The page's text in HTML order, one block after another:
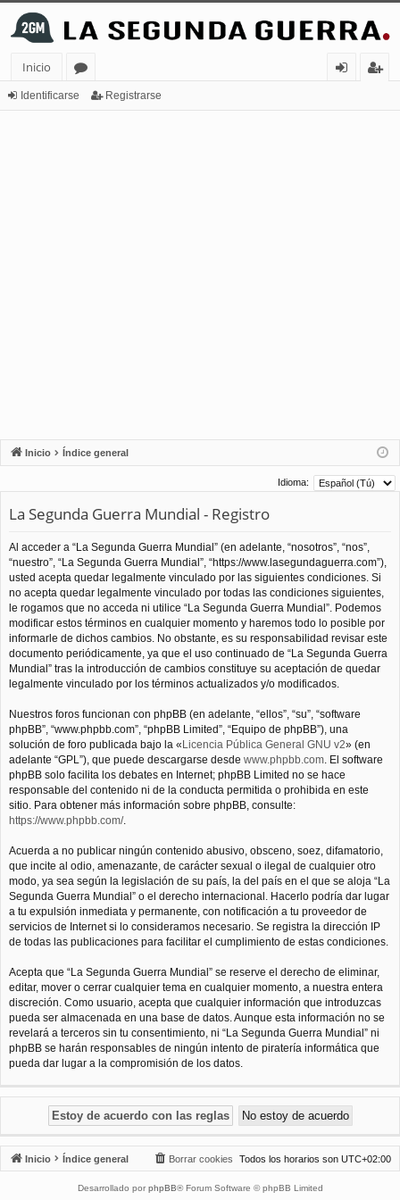
Inicio
or
Identificarse Registrarse
Inicio Índice general
Idioma:
La Segunda Guerra Mundial - Registro
Al acceder a “La Segunda Guerra Mundial” (en adelante, “nosotros”, “nos”,
“nuestro”, “La Segunda Guerra Mundial”, “https://www.lasegundaguerra.com”),
usted acepta quedar legalmente vinculado por las siguientes condiciones. Si
no acepta quedar legalmente vinculado por todas las condiciones siguientes,
le rogamos que no acceda ni utilice “La Segunda Guerra Mundial”. Podemos
modificar estos términos en cualquier momento y haremos todo lo posible por
informarle de dichos cambios. No obstante, es su responsabilidad revisar este
documento periódicamente, ya que el uso continuado de “La Segunda Guerra
Mundial” tras la introducción de cambios constituye su aceptación de quedar
legalmente vinculado por los términos actualizados y/o modificados.
Nuestros foros funcionan con phpBB (en adelante, “ellos”, “su”, “software
phpBB”, “www.phpbb.com”, “phpBB Limited”, “Equipo de phpBB”), una
solución de foro publicada bajo la «Licencia Pública General GNU v2» (en
adelante “GPL”), que puede descargarse desde www.phpbb.com. El software
phpBB solo facilita los debates en Internet; phpBB Limited no se hace
responsable del contenido ni de la conducta permitida o prohibida en este
sitio. Para obtener más información sobre phpBB, consulte:
https://www.phpbb.com/.
Acuerda a no publicar ningún contenido abusivo, obsceno, soez, difamatorio,
que incite al odio, amenazante, de carácter sexual o ilegal de cualquier otro
modo, ya sea según la legislación de su país, la del país en el que se aloja “La
Segunda Guerra Mundial” o el derecho internacional. Hacerlo podría dar lugar
a tu expulsión inmediata y permanente, con notificación a tu proveedor de
servicios de Internet si lo consideramos necesario. Se registra la dirección IP
de todas las publicaciones para facilitar el cumplimiento de estas condiciones.
Acepta que “La Segunda Guerra Mundial” se reserve el derecho de eliminar,
editar, mover o cerrar cualquier tema en cualquier momento, a nuestra entera
discreción. Como usuario, acepta que cualquier información que introduzcas
pueda ser almacenada en una base de datos. Aunque esta información no se
revelará a terceros sin tu consentimiento, ni “La Segunda Guerra Mundial” ni
phpBB se harán responsables de ningún intento de piratería informática que
pueda dar lugar a la compromisión de los datos.
Inicio Índice general Todos los horarios son UTC+02:00
Borrar cookies
Desarrollado por phpBB® Forum Software © phpBB Limited